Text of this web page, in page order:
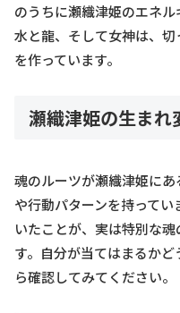
のうちに瀬織津姫のエネル
水と龍、そして女神は、
を作っています。
瀬織津姫の生まれ
魂のルーツが瀬織津姫に
や行動パターンを持って
いたことが、実は特別な
す。自分が当てはまるか
ら確認してみてください。